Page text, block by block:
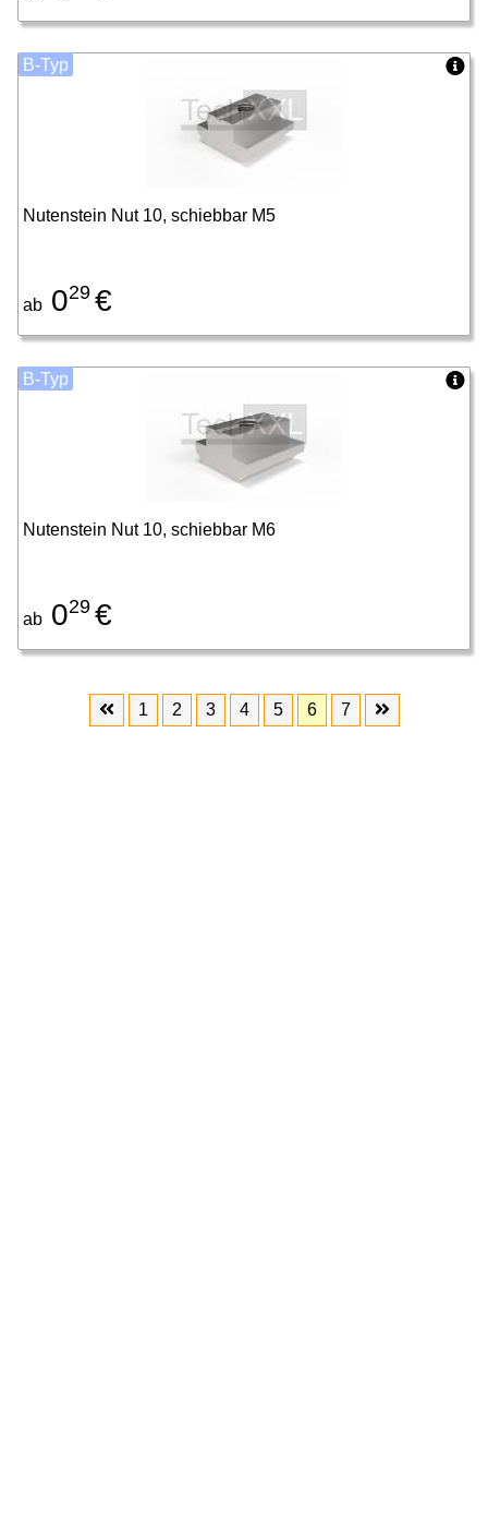
Nutenstein Nut 10, schiebbar M5
ab 029 €
B-Typ
Nutenstein Nut 10, schiebbar M6
ab 029 €
B-Typ
1 2 3 4 5 6 7